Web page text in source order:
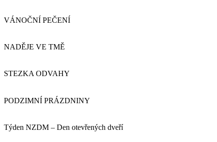
VÁNOČNÍ PEČENÍ
NADĚJE VE TMĚ
STEZKA ODVAHY
PODZIMNÍ PRÁZDNINY
Týden NZDM – Den otevřených dveří